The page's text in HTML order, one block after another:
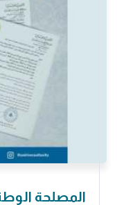
المصلحة